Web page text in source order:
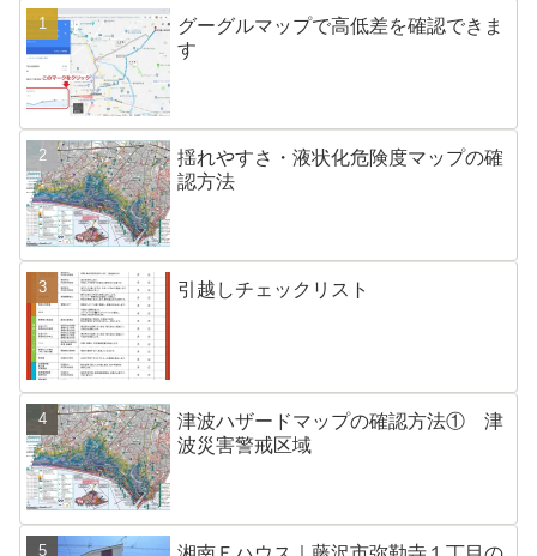
グーグルマップで高低差を確認できま
す
揺れやすさ・液状化危険度マップの確
認方法
引越しチェックリスト
津波ハザードマップの確認方法① 津
波災害警戒区域